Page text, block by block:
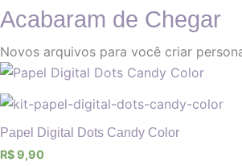
Acabaram de Chegar
Novos arquivos para você criar
Papel Digital Dots Candy Color
R$9,90